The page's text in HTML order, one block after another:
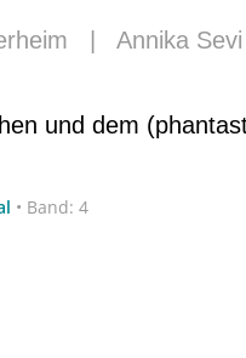
Annika Sevi
und dem
• Band: 4